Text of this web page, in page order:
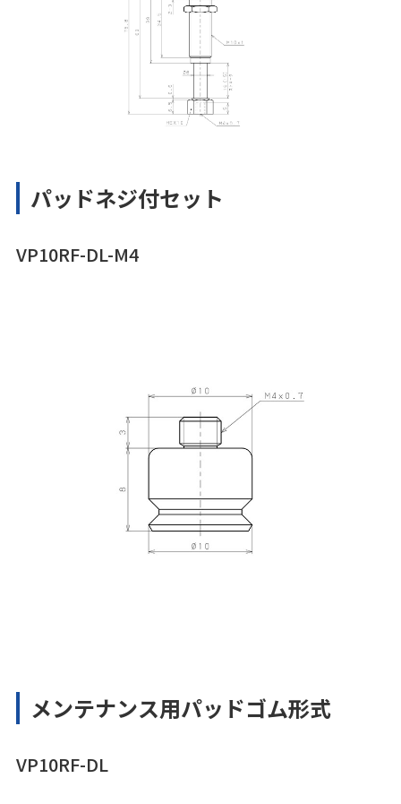
パッドネジ付セット
VP10RF-DL-M4
メンテナンス用パッドゴム形式
VP10RF-DL